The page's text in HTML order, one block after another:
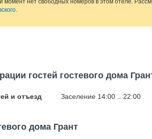
момент нет свободных номеров в этом отеле.
.
гостей гостевого дома
и отъезд Заселение 14:00 .. 22:00
дома Грант